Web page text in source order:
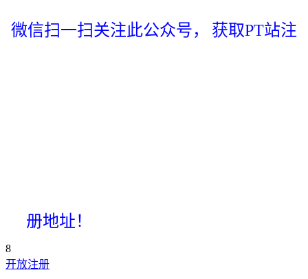
微信扫一扫关注此公众号， 获取PT站注
册地址！
8
开放注册